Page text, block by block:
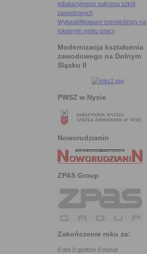
edukacyjnego sukcesu szkół
zawodowych
Wykwalifikowani rzemieślnicy na
lokalnym rynku pracy
Modernizacja kształcenia
zawodowego na Dolnym
Śląsku II
PWSZ w Nysie
Noworudzianin
ZPAS Group
Zakończenie roku za:
0 dni 0 godzin 0 minut